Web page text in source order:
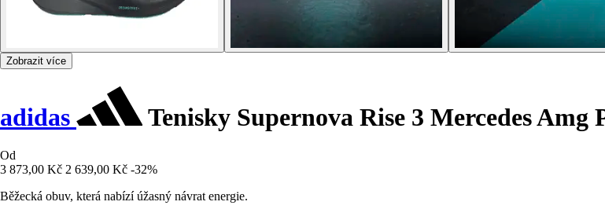
Zobrazit více
adidas Tenisky Supernova Rise 3 Mercedes Amg
Od
3 873,00 Kč 2 639,00 Kč -32%
Běžecká obuv, která nabízí úžasný návrat energie.